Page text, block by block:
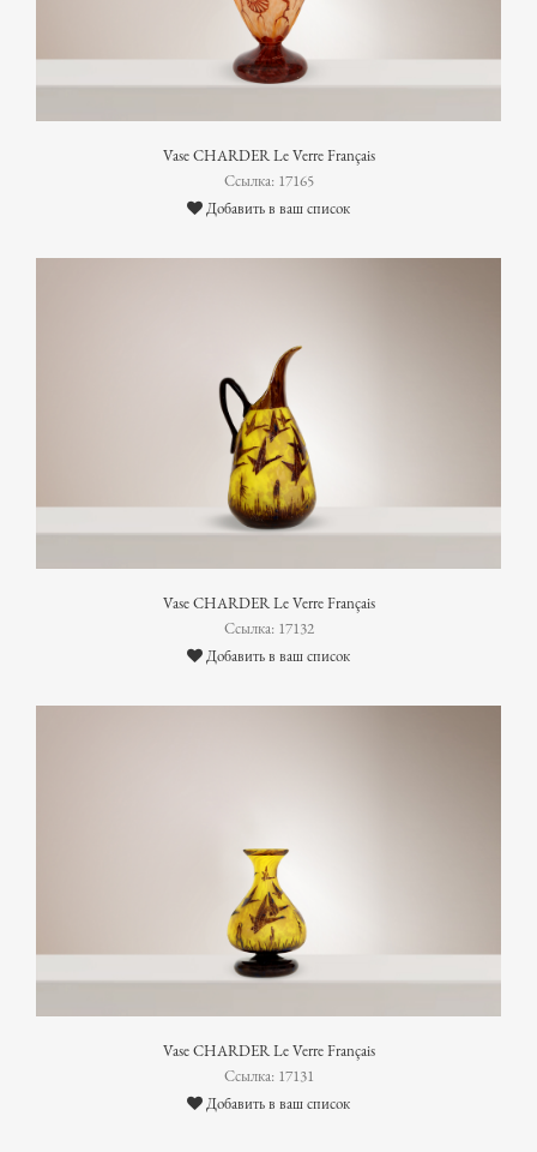
Vase CHARDER Le Verre Français
Ссылка: 17165
Добавить в ваш список
Vase CHARDER Le Verre Français
Ссылка: 17132
Добавить в ваш список
Vase CHARDER Le Verre Français
Ссылка: 17131
Добавить в ваш список